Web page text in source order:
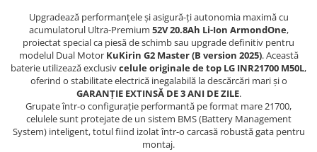
https://www.doctortrotineta.ro/cadru
Aparatori (aripi)
Cricuri trotineta
Suruburi
Cauciucuri
https://www.doctortrotineta.ro/camere-
Upgradează performanțele și asigură-ți autonomia maximă cu
acumulatorul Ultra-Premium 52V 20.8Ah Li-Ion ArmondOne,
proiectat special ca piesă de schimb sau upgrade definitiv pentru
modelul Dual Motor KuKirin G2 Master (B version 2025). Această
baterie utilizează exclusivcelule originale de top LG INR21700 M50L,
oferind o stabilitate electrică inegalabilă la descărcări mari și o
GARANȚIE EXTINSĂ DE 3 ANI DE ZILE.
Grupate într-o configurație performantă pe format mare 21700,
celulele sunt protejate de un sistem BMS (Battery Management
System) inteligent, totul fiind izolat într-o carcasă robustă gata pentru
montaj.